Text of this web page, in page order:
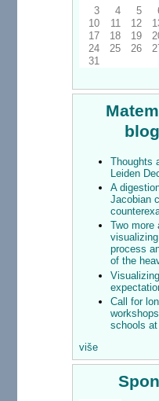
3
4 5
10
11 12
17
18 19
24
25 26
31
Thoughts
Leiden
A
Jacobian
Two more
process
of the
Call for
schools at
više